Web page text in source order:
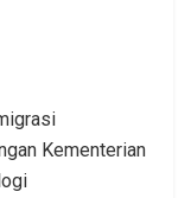
Kementerian